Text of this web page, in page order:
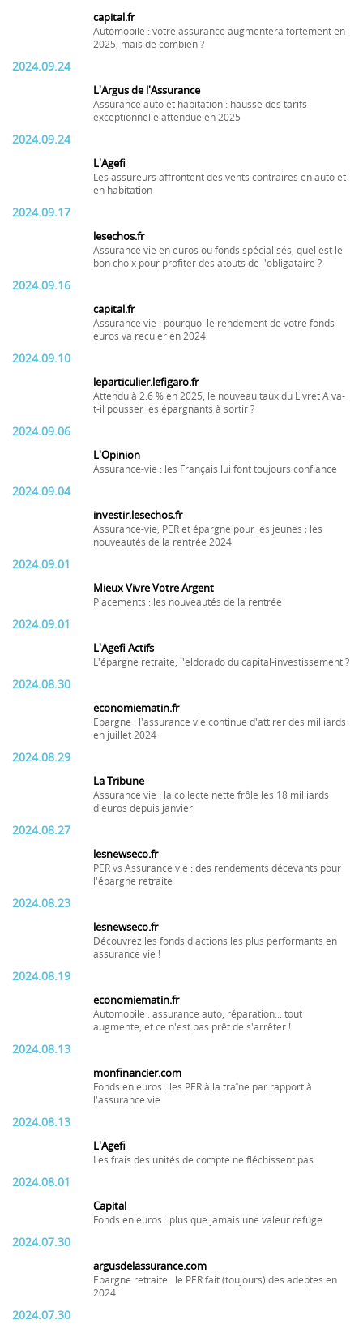
capital.fr
Automobile : votre assurance augmentera fortement en
2025, mais de combien ?
2024.09.24
L'Argus de l'Assurance
Assurance auto et habitation : hausse des tarifs
exceptionnelle attendue en 2025
2024.09.24
L'Agefi
Les assureurs affrontent des vents contraires en auto et
en habitation
2024.09.17
lesechos.fr
Assurance vie en euros ou fonds spécialisés, quel est le
bon choix pour profiter des atouts de l'obligataire ?
2024.09.16
capital.fr
Assurance vie : pourquoi le rendement de votre fonds
euros va reculer en 2024
2024.09.10
leparticulier.lefigaro.fr
Attendu à 2.6 % en 2025, le nouveau taux du Livret A va-
t-il pousser les épargnants à sortir ?
2024.09.06
L'Opinion
Assurance-vie : les Français lui font toujours confiance
2024.09.04
investir.lesechos.fr
Assurance-vie, PER et épargne pour les jeunes ; les
nouveautés de la rentrée 2024
2024.09.01
Mieux Vivre Votre Argent
Placements : les nouveautés de la rentrée
2024.09.01
L'Agefi Actifs
L'épargne retraite, l'eldorado du capital-investissement ?
2024.08.30
economiematin.fr
Epargne : l'assurance vie continue d'attirer des milliards
en juillet 2024
2024.08.29
La Tribune
Assurance vie : la collecte nette frôle les 18 milliards
d'euros depuis janvier
2024.08.27
lesnewseco.fr
PER vs Assurance vie : des rendements décevants pour
l'épargne retraite
2024.08.23
lesnewseco.fr
Découvrez les fonds d'actions les plus performants en
assurance vie !
2024.08.19
economiematin.fr
Automobile : assurance auto, réparation... tout
augmente, et ce n'est pas prêt de s'arrêter !
2024.08.13
monfinancier.com
Fonds en euros : les PER à la traîne par rapport à
l'assurance vie
2024.08.13
L'Agefi
Les frais des unités de compte ne fléchissent pas
2024.08.01
Capital
Fonds en euros : plus que jamais une valeur refuge
2024.07.30
argusdelassurance.com
Epargne retraite : le PER fait (toujours) des adeptes en
2024
2024.07.30